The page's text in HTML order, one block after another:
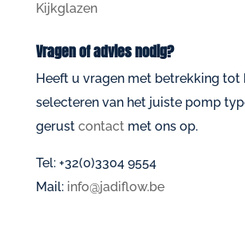
Kijkglazen
Vragen of advies nodig?
Heeft u vragen met betrekking tot
selecteren van het juiste pomp
gerust contactmet ons op.
Tel: +32(0)3304 9554
Mail:info@jadiflow.be